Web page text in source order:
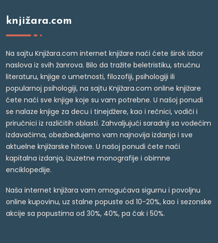
knjižara.com
Na sajtu Knjižara.com internet knjižare naći ćete širok izbor
naslova iz svih žanrova. Bilo da tražite beletristiku, stručnu
literaturu, knjige o umetnosti, filozofiji, psihologiji ili
popularnoj psihologiji, na sajtu Knjižara.com online knjižare
ćete naći sve knjige koje su vam potrebne. U našoj ponudi
se nalaze knjige za decu i tinejdžere, kao i rečnici, vodiči i
priručnici iz različitih oblasti. Zahvaljujući saradnji sa vodećim
izdavačima, obezbeđujemo vam najnovija izdanja i sve
aktuelne knjižarske hitove. U našoj ponudi ćete naći
kapitalna izdanja, izuzetne monografije i obimne
enciklopedije.
Naša internet knjižara vam omogućava sigurnu i povoljnu
online kupovinu, uz stalne popuste od 10-20%, kao i sezonske
akcije sa popustima od 30%, 40%, pa čak i 50%.